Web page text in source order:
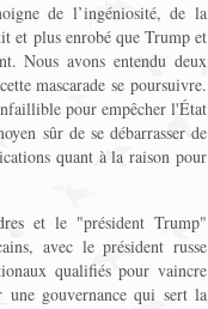
de l’ingéniosité, de la
et plus enrobé que Trump et
Nous avons entendu deux
mascarade se poursuivre.
pour empêcher l'État
sûr de se débarrasser de
quant à la raison pour
et le "président Trump"
avec le président russe
qualifiés pour vaincre
une gouvernance qui sert la